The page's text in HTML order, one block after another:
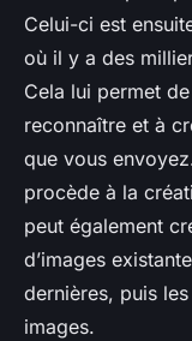
Celui-ci est
où il y a des
Cela lui permet
reconnaître et à
que vous
procède à la
peut également
d’images
dernières, puis
images.